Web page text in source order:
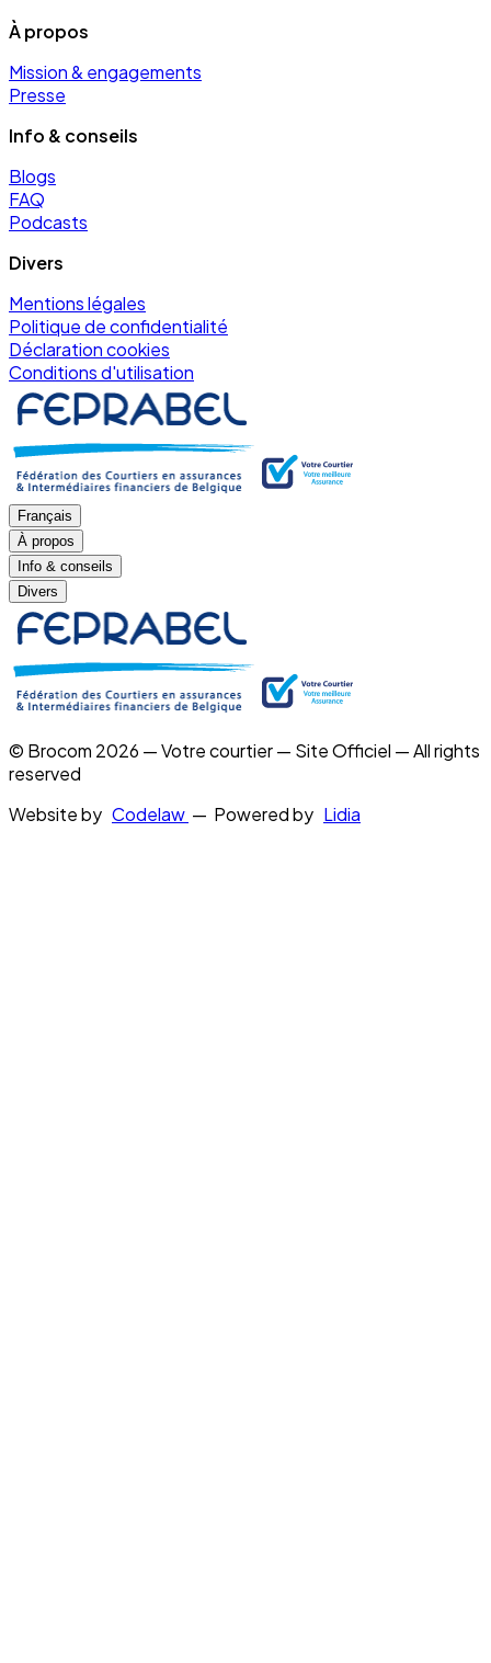
À propos
Mission & engagements
Presse
Info & conseils
Blogs
FAQ
Podcasts
Divers
Mentions légales
Politique de confidentialité
Déclaration cookies
Conditions d'utilisation
Français
À propos
Info & conseils
Divers
© Brocom 2026 — Votre courtier — Site Officiel — All rights
reserved
Website by Codelaw — Powered by Lidia